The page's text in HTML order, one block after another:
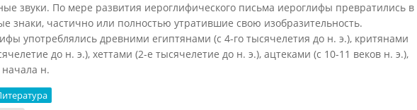
звуки. По мере развития иероглифического письма иероглифы превратились в
знаки, частично или полностью утратившие свою изобразительность.
употреблялись древними египтянами (с 4-го тысячелетия до н. э.), критянами
до н. э.), хеттами (2-е тысячелетие до н. э.), ацтеками (с 10-11 веков н. э.),
н.